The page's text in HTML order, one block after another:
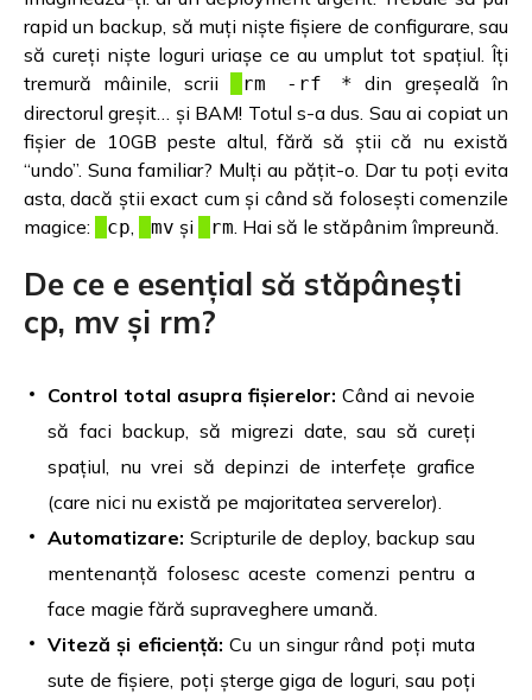
rapid un backup, să muți niște fișiere de configurare, sau
să cureți niște loguri uriașe ce au umplut tot spațiul. Îți
tremură mâinile, scrii
rm -rf * din greșeală în
directorul greșit… și BAM! Totul s-a dus. Sau ai copiat un
fișier de 10GB peste altul, fără să știi că nu există
“undo”. Suna familiar? Mulți au pățit-o. Dar tu poți evita
asta, dacă știi exact cum și când să folosești comenzile
magice:
cp mv și rm . Hai să le stăpânim împreună.
De ce e esențial să stăpânești
cp, mv și rm?
Control total asupra fișierelor: Când ai nevoie
să faci backup, să migrezi date, sau să cureți
spațiul, nu vrei să depinzi de interfețe grafice
(care nici nu există pe majoritatea serverelor).
Automatizare: Scripturile de deploy, backup sau
mentenanță folosesc aceste comenzi pentru a
face magie fără supraveghere umană.
Viteză și eficiență: Cu un singur rând poți muta
sute de fișiere, poți șterge giga de loguri, sau poți